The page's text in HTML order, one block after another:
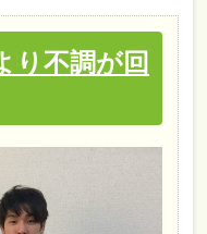
り不調が回